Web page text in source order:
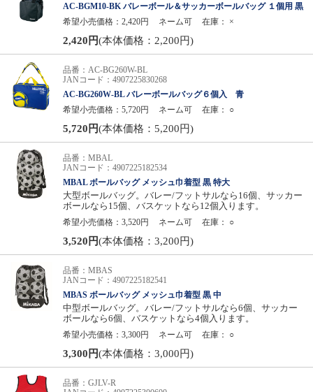
AC-BGM10-BK バレーボール＆サッカーボールバッグ １個用 黒
希望小売価格：2,420円
ネーム可 在庫： ×
2,420円(本体価格：2,200円)
品番：AC-BG260W-BL
JANコード：4907225830268
AC-BG260W-BL バレーボールバッグ６個入 青
希望小売価格：5,720円
ネーム可 在庫： ○
5,720円(本体価格：5,200円)
品番：MBAL
JANコード：4907225182534
MBAL ボールバッグ メッシュ巾着型 黒 特大
大型ボールバッグ。バレー/フットサルなら16個、サッカー
ボールなら15個、バスケットなら12個入ります。
希望小売価格：3,520円
ネーム可 在庫： ○
3,520円(本体価格：3,200円)
品番：MBAS
JANコード：4907225182541
MBAS ボールバッグ メッシュ巾着型 黒 中
中型ボールバッグ。バレー/フットサルなら6個、サッカー
ボールなら6個、バスケットなら4個入ります。
希望小売価格：3,300円
ネーム可 在庫： ○
3,300円(本体価格：3,000円)
品番：GJLV-R